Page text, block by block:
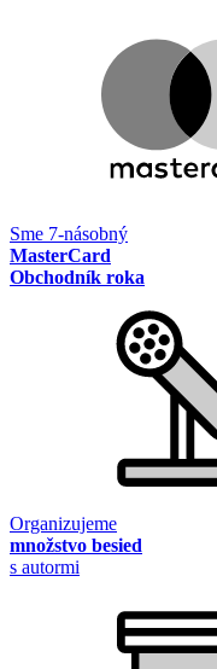
Sme 7-násobný
MasterCard
Obchodník roka
Organizujeme
množstvo besied
s autormi